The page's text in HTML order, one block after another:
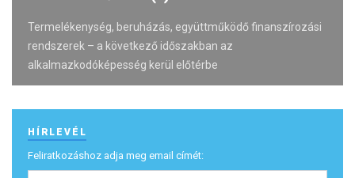
Termelékenység, beruházás, együttműködő finanszírozási
rendszerek – a következő időszakban az
alkalmazkodóképesség kerül előtérbe
HÍRLEVÉL
Feliratkozáshoz adja meg email címét: